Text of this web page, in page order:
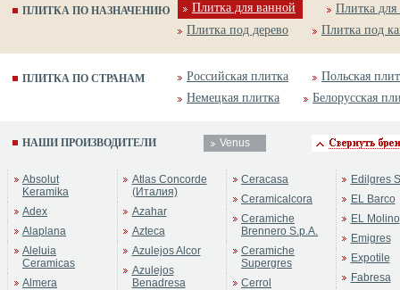
ПЛИТКА ПО НАЗНАЧЕНИЮ Плитка для ванной
Плитка для
Плитка под дерево
Плитка под
ПЛИТКА ПО СТРАНАМ Российская плитка
Польская
Немецкая плитка
Белорусская
НАШИ ПРОИЗВОДИТЕЛИ Venus
Absolut
Keramika
Adex
Alaplana
Aleluia
Ceramicas
Almera
Atlas Concorde
(Италия)
Azahar
Azteca
Azulejos Alcor
Azulejos
Benadresa
Ceracasa
Ceramicalcora
Ceramiche
Brennero S.p.A.
Ceramiche
Supergres
Cerrol
Edilgres
EL Barco
EL Molino
Emigres
Expotile
Fabresa